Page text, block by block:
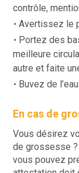
contrôle,
Avertissez le
Portez des
meilleure
autre et faite
Buvez de
En cas de
Vous désirez
de grossesse
vous pouvez